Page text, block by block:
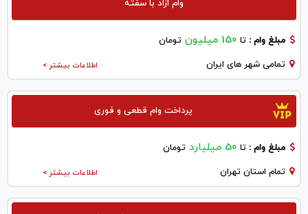
وام ازاد با سفته
مبلغ وام : تا 150 میلیون تومان
اطلاعات بیشتر > تمامی شهر های ایران
پرداخت وام قطعی و فوری
مبلغ وام : تا 50 میلیارد تومان
اطلاعات بیشتر > تمام استان تهران